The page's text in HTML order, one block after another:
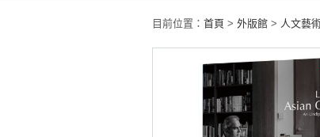
目前位置： 首頁 > 外版館 > 人文藝